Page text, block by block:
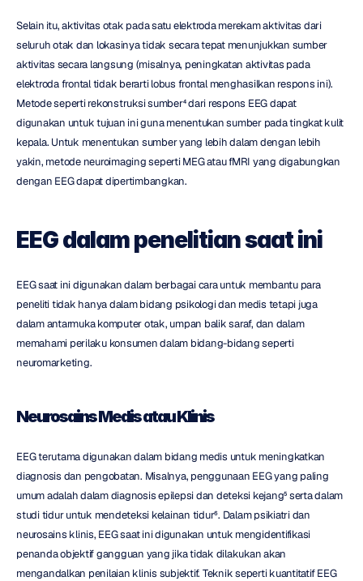
Selain itu, aktivitas otak pada satu elektroda merekam aktivitas dari
seluruh otak dan lokasinya tidak secara tepat menunjukkan sumber
aktivitas secara langsung (misalnya, peningkatan aktivitas pada
elektroda frontal tidak berarti lobus frontal menghasilkan respons ini).
Metode seperti rekonstruksi sumber⁴ dari respons EEG dapat
digunakan untuk tujuan ini guna menentukan sumber pada tingkat kulit
kepala. Untuk menentukan sumber yang lebih dalam dengan lebih
yakin, metode neuroimaging seperti MEG atau fMRI yang digabungkan
dengan EEG dapat dipertimbangkan.
EEG dalam penelitian saat ini
EEG saat ini digunakan dalam berbagai cara untuk membantu para
peneliti tidak hanya dalam bidang psikologi dan medis tetapi juga
dalam antarmuka komputer otak, umpan balik saraf, dan dalam
memahami perilaku konsumen dalam bidang-bidang seperti
neuromarketing.
Neurosains Medis atau Klinis
EEG terutama digunakan dalam bidang medis untuk meningkatkan
diagnosis dan pengobatan. Misalnya, penggunaan EEG yang paling
umum adalah dalam diagnosis epilepsi dan deteksi kejang⁵ serta dalam
studi tidur untuk mendeteksi kelainan tidur⁶. Dalam psikiatri dan
neurosains klinis, EEG saat ini digunakan untuk mengidentifikasi
penanda objektif gangguan yang jika tidak dilakukan akan
mengandalkan penilaian klinis subjektif. Teknik seperti kuantitatif EEG